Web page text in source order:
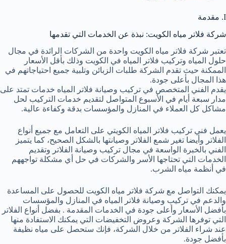
I. مقدمة
شركة فلاتر مياه الكويت: نبذة عن الخدمات التي تقدمها
تعتبر شركة فلاتر مياه الكويت واحدة من الشركات الرائدة في مجال
حلول المياه وتركيب فلاتر المياه في الكويت وذلك بأقل الأسعار
الممكنة حيث تقدم الشركة طلبات الزبائن وتلبية جميع احتياجاتهم في
هذا المجال بأعلى جودة.
يقدم الفني المتخصص في تركيب وصيانة فلاتر المياه خدمات تمتد على
مدار سبعة أيام في الأسبوع المتواصل لتقديم خدمات التركيب لحل
مشاكل كل العملاء في المنازل والمؤسسات بدقة وكفاءة عالية.
يعمل فني تركيب فلاتر المياه الكويتي على التعامل مع جميع أنواع
الفلاتر وأيضا تغير شمع الفلاتر وصيانتها بالشكل الصحيح، كما يتميز
الفني بالخبرة الواسعة في مجال تركيب وصيانة الفلاتر وتقديم
الخدمات التي تحتاجها الأسر والشركات في حل أي مشكلة تواجههم
في أنظمة مياه الشرب.
يمكنك التواصل مع شركة فلاتر مياه الكويت للحصول على المساعدة
والدعم في تركيب وصيانة فلاتر المياه في المنازل والمؤسسات
بأفضل الأسعار وأعلى جودة في الخدمات المقدمة . بفضل أنواع الفلاتر
التي توفرها الشركة وعروض التخفيضات التي يمكنك الاستفادة منها
عند شراء الفلاتر من خلال الشركة، فإنك ستحصل على مياه نظيفة
بأفضل جودة.